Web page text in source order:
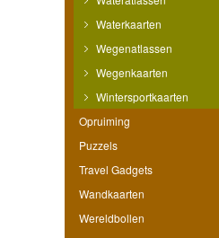
Waterkaarten
Wegenatlassen
Wegenkaarten
Wintersportkaarten
Opruiming
Puzzels
Travel Gadgets
Wandkaarten
Wereldbollen